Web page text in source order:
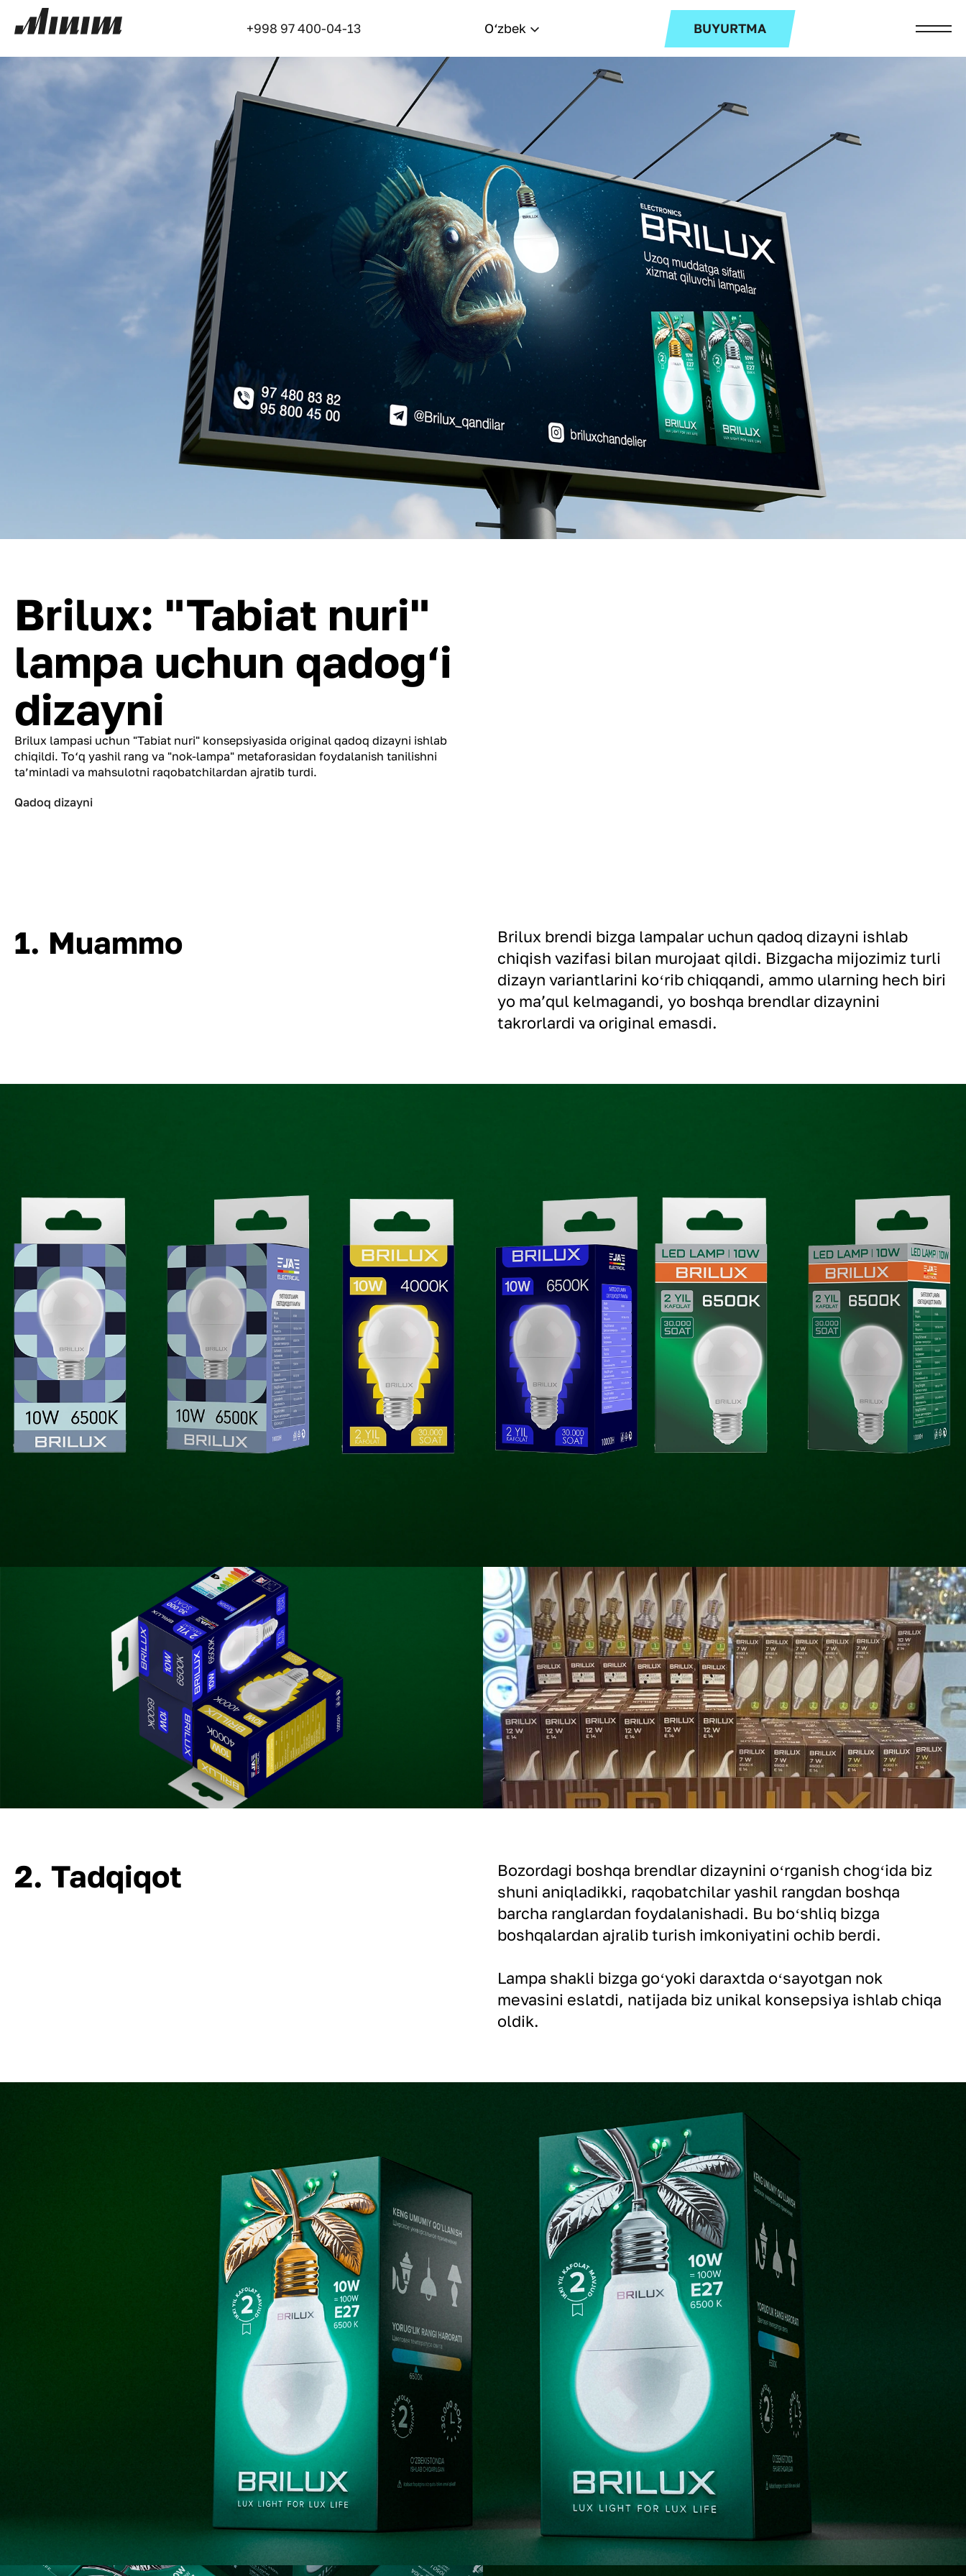
+998 97 400-04-13 O‘zbek BUYURTMA
Brilux: "Tabiat nuri"
lampa uchun qadog‘i
dizayni
Brilux lampasi uchun "Tabiat nuri" konsepsiyasida original qadoq dizayni ishlab
chiqildi. To‘q yashil rang va "nok-lampa" metaforasidan foydalanish tanilishni
ta’minladi va mahsulotni raqobatchilardan ajratib turdi.
Qadoq dizayni
1. Muammo
Brilux brendi bizga lampalar uchun qadoq dizayni ishlab
chiqish vazifasi bilan murojaat qildi. Bizgacha mijozimiz turli
dizayn variantlarini koʻrib chiqqandi, ammo ularning hech biri
yo maʼqul kelmagandi, yo boshqa brendlar dizaynini
takrorlardi va original emasdi.
2. Tadqiqot
Bozordagi boshqa brendlar dizaynini oʻrganish chogʻida biz
shuni aniqladikki, raqobatchilar yashil rangdan boshqa
barcha ranglardan foydalanishadi. Bu boʻshliq bizga
boshqalardan ajralib turish imkoniyatini ochib berdi.
Lampa shakli bizga goʻyoki daraxtda oʻsayotgan nok
mevasini eslatdi, natijada biz unikal konsepsiya ishlab chiqa
oldik.